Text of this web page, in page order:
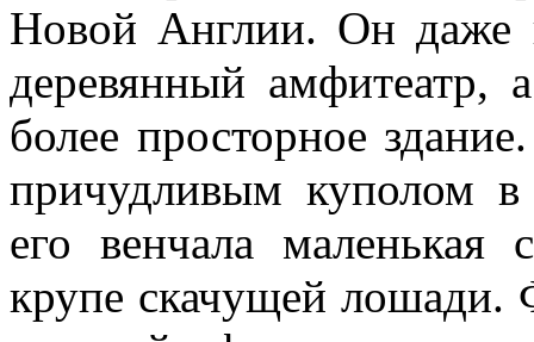
Новой Англии. Он даже
деревянный амфитеатр,
более просторное
причудливым куполом
его венчала маленькая
крупе скачущей лошади.